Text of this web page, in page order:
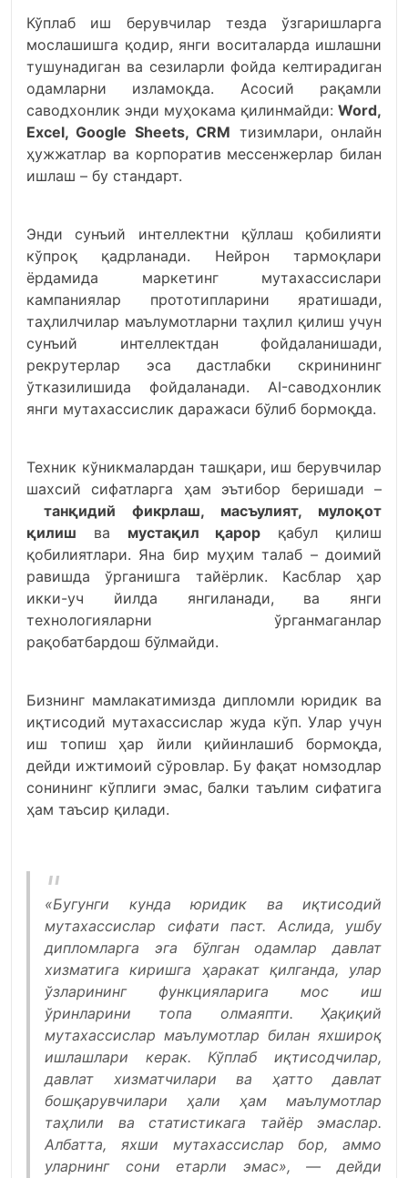
Кўплаб иш берувчилар тезда ўзгаришларга
мослашишга қодир, янги воситаларда ишлашни
тушунадиган ва сезиларли фойда келтирадиган
одамларни изламоқда. Асосий рақамли
саводхонлик энди муҳокама қилинмайди: Word,
Excel, Google Sheets, CRM тизимлари, онлайн
ҳужжатлар ва корпоратив мессенжерлар билан
ишлаш – бу стандарт.
Энди сунъий интеллектни қўллаш қобилияти
кўпроқ қадрланади. Нейрон тармоқлари
ёрдамида маркетинг мутахассислари
кампаниялар прототипларини яратишади,
таҳлилчилар маълумотларни таҳлил қилиш учун
сунъий интеллектдан фойдаланишади,
рекрутерлар эса дастлабки скринининг
ўтказилишида фойдаланади. АI-саводхонлик
янги мутахассислик даражаси бўлиб бормоқда.
Техник кўникмалардан ташқари, иш берувчилар
шахсий сифатларга ҳам эътибор беришади –
танқидий фикрлаш, масъулият, мулоқот
қилиш ва мустақил қарор қабул қилиш
қобилиятлари. Яна бир муҳим талаб – доимий
равишда ўрганишга тайёрлик. Касблар ҳар
икки-уч йилда янгиланади, ва янги
технологияларни ўрганмаганлар
рақобатбардош бўлмайди.
Бизнинг мамлакатимизда дипломли юридик ва
иқтисодий мутахассислар жуда кўп. Улар учун
иш топиш ҳар йили қийинлашиб бормоқда,
дейди ижтимоий сўровлар. Бу фақат номзодлар
сонининг кўплиги эмас, балки таълим сифатига
ҳам таъсир қилади.
«Бугунги кунда юридик ва иқтисодий
мутахассислар сифати паст. Аслида, ушбу
дипломларга эга бўлган одамлар давлат
хизматига киришга ҳаракат қилганда, улар
ўзларининг функцияларига мос иш
ўринларини топа олмаяпти. Ҳақиқий
мутахассислар маълумотлар билан яхшироқ
ишлашлари керак. Кўплаб иқтисодчилар,
давлат хизматчилари ва ҳатто давлат
бошқарувчилари ҳали ҳам маълумотлар
таҳлили ва статистикага тайёр эмаслар.
Албатта, яхши мутахассислар бор, аммо
уларнинг сони етарли эмас», — дейди